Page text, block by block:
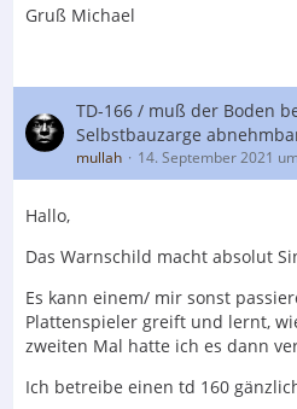
Gruß Michael
TD-166 / muß der Boden
Selbstbauzarge
mullah 14. September 2021
Hallo,
Das Warnschild macht absolut
Es kann einem/ mir sonst
Plattenspieler greift und lernt,
zweiten Mal hatte ich es dann
Ich betreibe einen td 160